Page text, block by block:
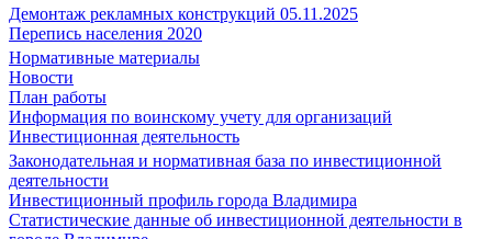
Демонтаж рекламных конструкций 05.11.2025
Перепись населения 2020
Нормативные материалы
Новости
План работы
Информация по воинскому учету для организаций
Инвестиционная деятельность
Законодательная и нормативная база по инвестиционной
деятельности
Инвестиционный профиль города Владимира
Статистические данные об инвестиционной деятельности в